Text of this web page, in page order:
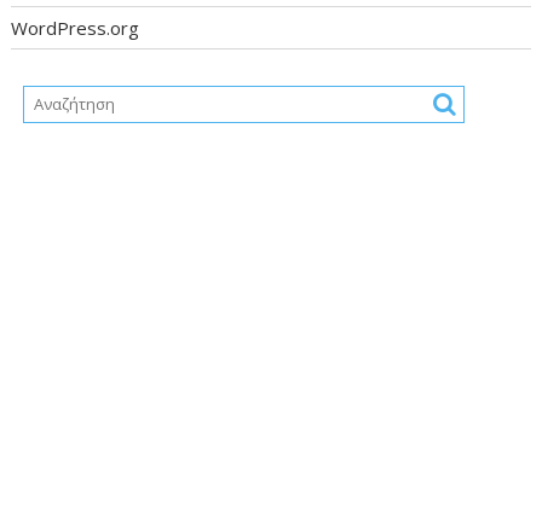
WordPress.org